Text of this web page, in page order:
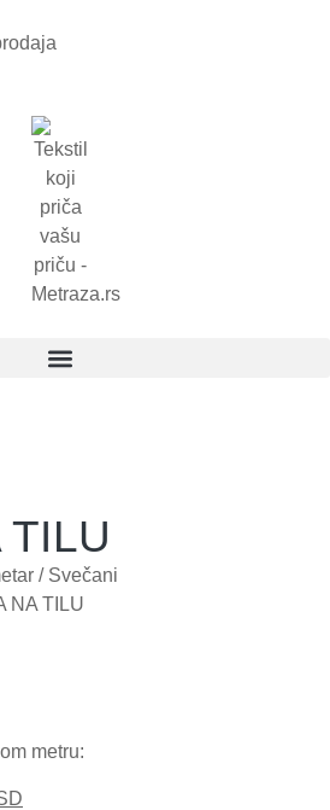
TILU
/ Svečani
NA TILU
metru: